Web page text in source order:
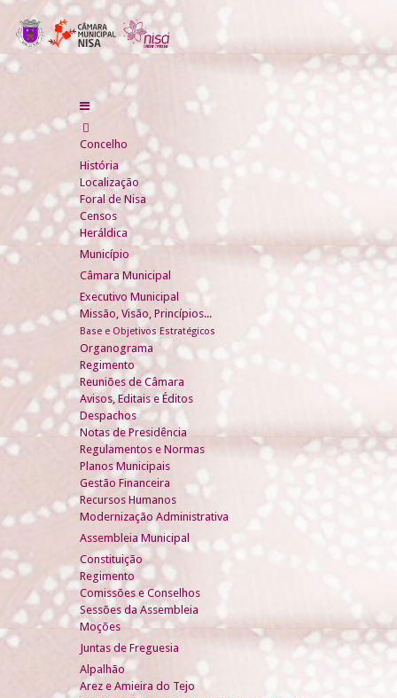
Concelho
História
Localização
Foral de Nisa
Censos
Heráldica
Município
Câmara Municipal
Executivo Municipal
Missão, Visão, Princípios...
Base e Objetivos Estratégicos
Organograma
Regimento
Reuniões de Câmara
Avisos, Editais e Éditos
Despachos
Notas de Presidência
Regulamentos e Normas
Planos Municipais
Gestão Financeira
Recursos Humanos
Modernização Administrativa
Assembleia Municipal
Constituição
Regimento
Comissões e Conselhos
Sessões da Assembleia
Moções
Juntas de Freguesia
Alpalhão
Arez e Amieira do Tejo